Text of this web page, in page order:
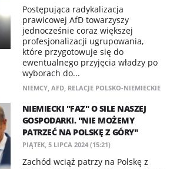
Postępująca radykalizacja
prawicowej AfD towarzyszy
jednocześnie coraz większej
profesjonalizacji ugrupowania,
które przygotowuje się do
ewentualnego przyjęcia władzy po
wyborach do...
NIEMCY, AFD, RELACJE POLSKO-NIEMIECKIE
NIEMIECKI "FAZ" O SILE NASZEJ
GOSPODARKI. "NIE MOŻEMY
PATRZEĆ NA POLSKĘ Z GÓRY"
PIĄTEK, 5 LIPCA 2024 (15:21)
Zachód wciąż patrzy na Polskę z